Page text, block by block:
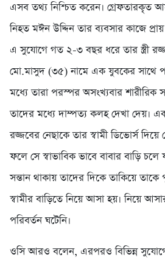
এসব তথ্য নিশ্চিত করেন। গ্রেফতারকৃত
নিহত মঈন উদ্দিন তার ব্যবসার কাজে
এ সুযোগে গত ২-৩ বছর ধরে তার স্ত্রী
মো.মাসুদ (৩৫) নামে এক যুবকের সাথে
মধ্যে তারা পরস্পর অসংখ্যবার শারীরিক
তাদের মধ্যে দাম্পত্য কলহ দেখা দেয়।
রজ্জবের নেছাকে তার স্বামী ডিভোর্স
ফলে সে স্বাভাবিক ভাবে বাবার বাড়ি চলে
সন্তান থাকায় তাদের দিকে তাকিয়ে
স্বামীর বাড়িতে নিয়ে আসা হয়। নিয়ে
পরিবর্তন ঘটেনি।
ওসি আরও বলেন, এরপরও বিভিন্ন সুযোগে